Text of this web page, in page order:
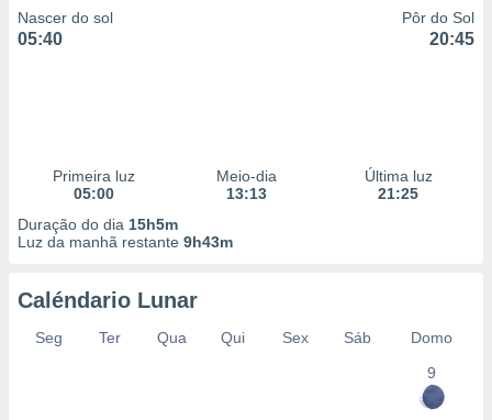
Nascer do sol
05:40
Pôr do Sol
20:45
Primeira luz
05:00
Meio-dia
13:13
Última luz
21:25
Duração do dia 15h5m
Luz da manhã restante 9h43m
Caléndario Lunar
Seg Ter Qua Qui Sex Sáb
Domo
9